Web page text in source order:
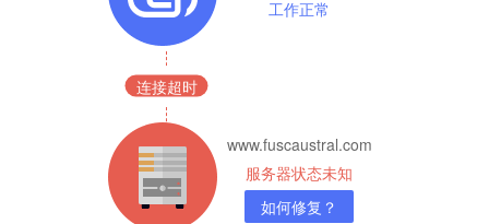
工作正常
连接超时
www.fuscaustral.com
服务器状态未知
如何修复？